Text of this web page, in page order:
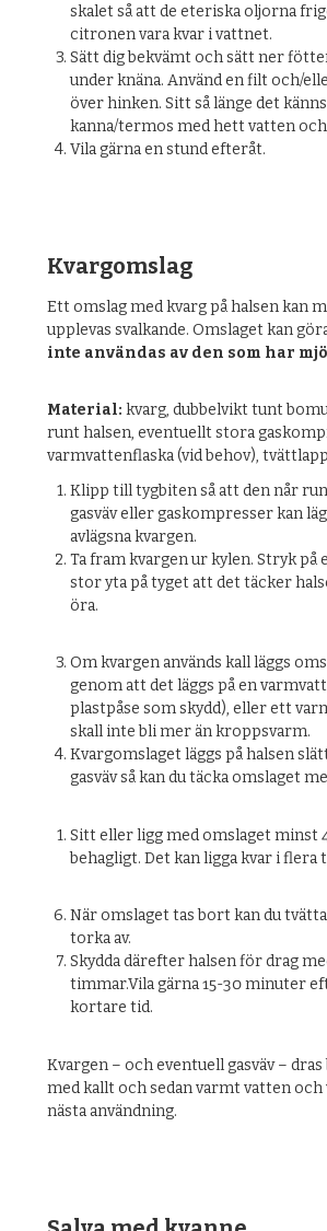
skalet så att de eteriska oljorna
citronen vara kvar i vattnet.
Sätt dig bekvämt och sätt ner
under knäna. Använd en filt och/
över hinken. Sitt så länge det
kanna/termos med hett vatten
Vila gärna en stund efteråt.
Kvargomslag
Ett omslag med kvarg på halsen kan
upplevas svalkande. Omslaget kan
inte användas av den som har
Material: kvarg, dubbelvikt tunt
runt halsen, eventuellt stora
varmvattenflaska (vid behov),
Klipp till tygbiten så att den når
gasväv eller gaskompresser kan
avlägsna kvargen.
Ta fram kvargen ur kylen. Stryk på
stor yta på tyget att det täcker
öra.
Om kvargen används kall läggs
genom att det läggs på en
plastpåse som skydd), eller ett
skall inte bli mer än kroppsvarm.
Kvargomslaget läggs på halsen
gasväv så kan du täcka omslaget
Sitt eller ligg med omslaget minst
behagligt. Det kan ligga kvar i flera
När omslaget tas bort kan du
torka av.
Skydda därefter halsen för drag
timmar.Vila gärna 15-30 minuter
kortare tid.
Kvargen – och eventuell gasväv –
med kallt och sedan varmt vatten
nästa användning.